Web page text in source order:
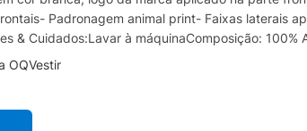
Padronagem animal print- Faixas laterais
& Cuidados:Lavar à máquinaComposição: 100%
OQVestir